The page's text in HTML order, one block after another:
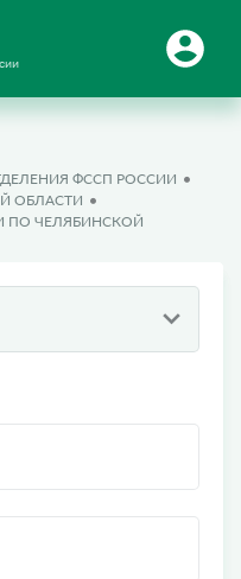
ФССП РОССИИ
ОБЛАСТИ
ПО ЧЕЛЯБИНСКОЙ